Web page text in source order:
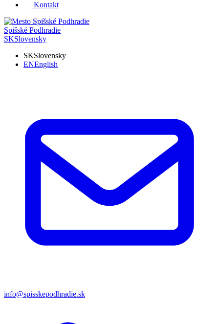
Kontakt
Spišské Podhradie
SKSlovensky
SKSlovensky
ENEnglish
info@spisskepodhradie.sk